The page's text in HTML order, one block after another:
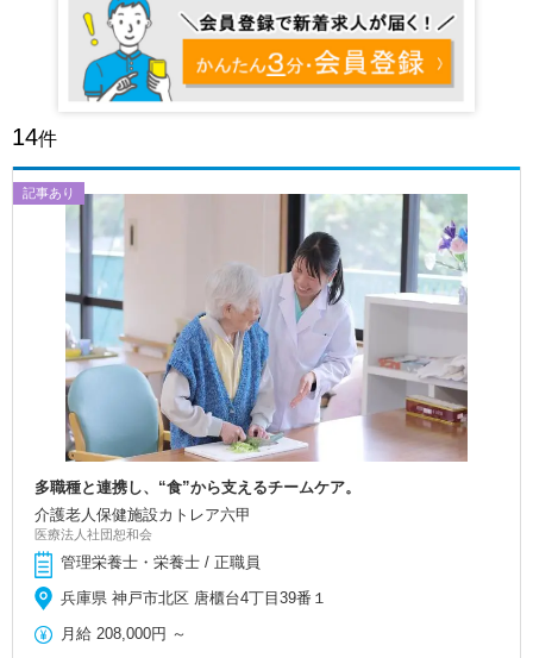
14件
記事あり
多職種と連携し、“食”から支えるチームケア。
介護老人保健施設カトレア六甲
医療法人社団恕和会
管理栄養士・栄養士 / 正職員
兵庫県 神戸市北区 唐櫃台4丁目39番１
月給 208,000円 ～